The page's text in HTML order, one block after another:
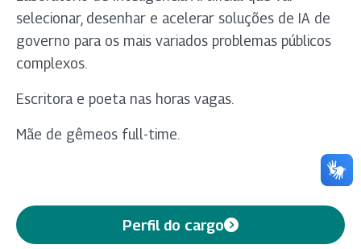
selecionar, desenhar e acelerar soluções de IA de
governo para os mais variados problemas públicos
complexos.
Escritora e poeta nas horas vagas.
Mãe de gêmeos full-time.
Perfil do cargo